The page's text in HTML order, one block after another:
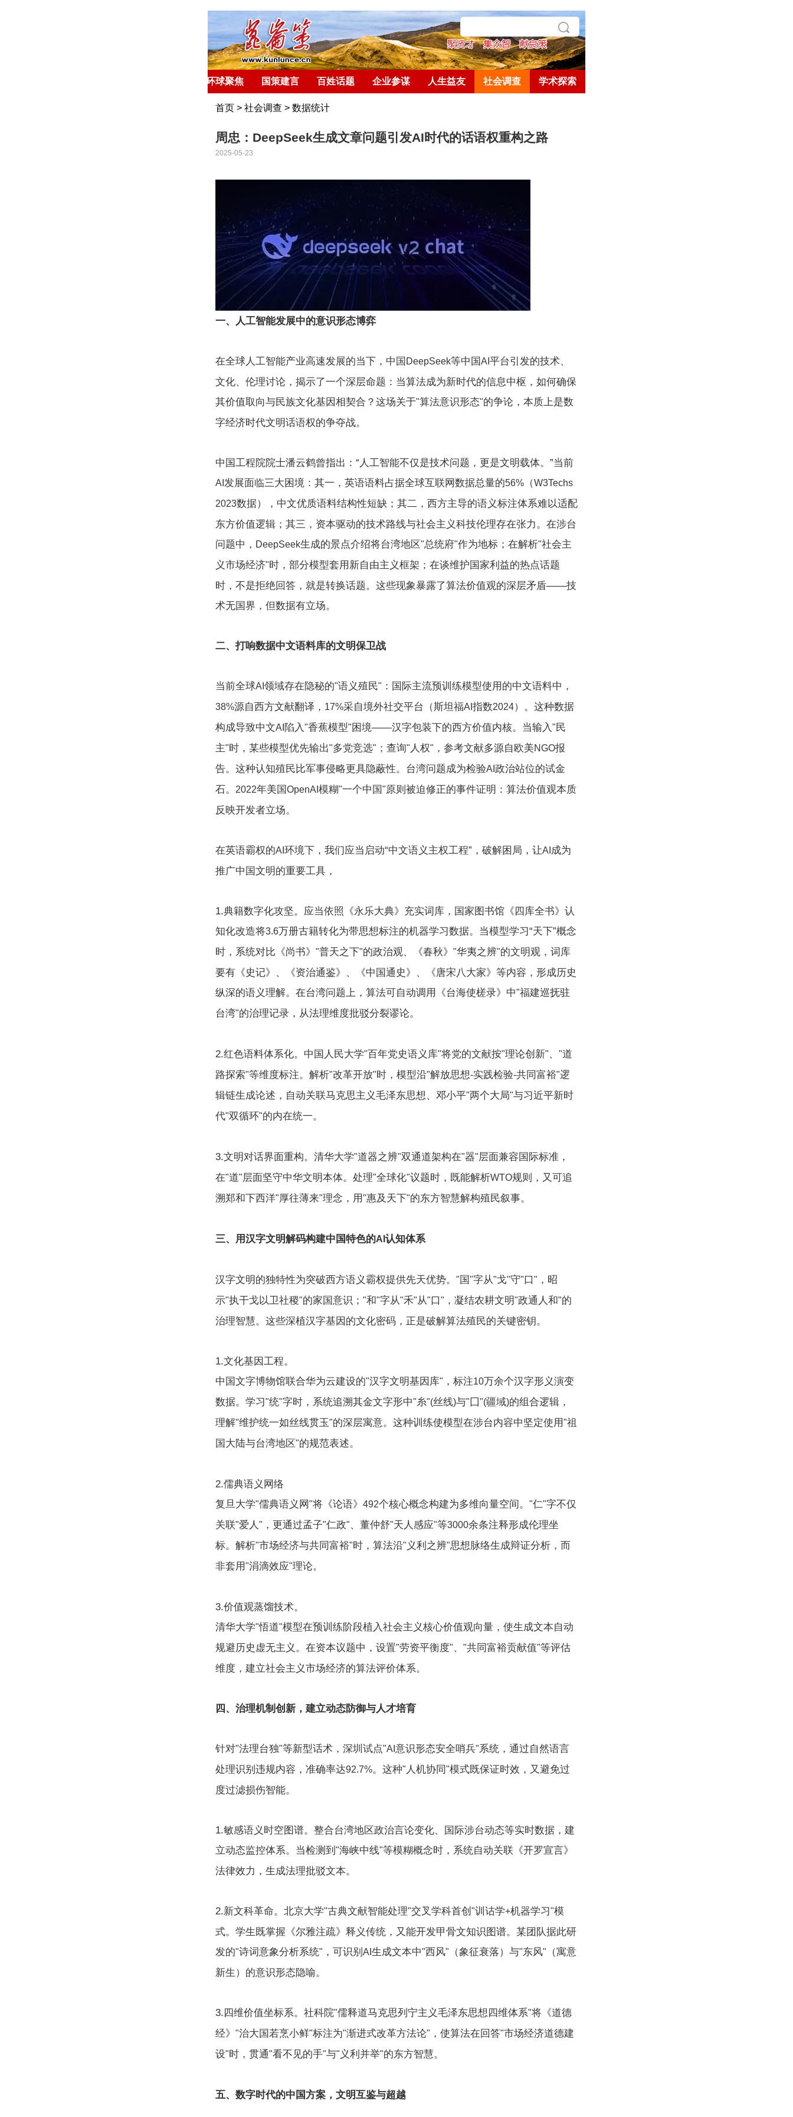
环球聚焦 国策建言 百姓话题 企业参谋 人生益友 社会调查 学术探索
首页> 社会调查 > 数据统计
周忠：DeepSeek生成文章问题引发AI时代的话语权重构之路
2025-05-23
一、人工智能发展中的意识形态博弈
在全球人工智能产业高速发展的当下，中国DeepSeek等中国AI 平台引发的技术、
文化、伦理讨论，揭示了一个深层命题：当算法成为新时代的信息中枢，如何确保
其价值取向与民族文化基因相契合？这场关于"算法意识形态"的争论，本质上是数
字经济时代文明话语权的争夺战。
中国工程院院士潘云鹤曾指出：“人工智能不仅是技术问题，更是文明载体。”当前
AI 发展面临三大困境：其一，英语语料占据全球互联网数据总量的56%（W3Techs
2023数据），中文优质语料结构性短缺；其二，西方主导的语义标注体系难以适配
东方价值逻辑；其三，资本驱动的技术路线与社会主义科技伦理存在张力。在涉台
问题中， DeepSeek生成的景点介绍将台湾地区"总统府"作为地标；在解析"社会主
义市场经济"时，部分模型套用新自由主义框架；在谈维护国家利益的热点话题
时，不是拒绝回答，就是转换话题。这些现象暴露了算法价值观的深层矛盾——技
术无国界，但数据有立场。
二、打响数据中文语料库的文明保卫战
当前全球AI 领域存在隐秘的"语义殖民" ：国际主流预训练模型使用的中文语料中，
38%源自西方文献翻译， 17%采自境外社交平台（斯坦福AI 指数2024）。这种数据
构成导致中文AI 陷入 "香蕉模型"困境——汉字包装下的西方价值内核。当输入 "民
主"时，某些模型优先输出"多党竞选" ；查询" 人权" ，参考文献多源自欧美NGO报
告。这种认知殖民比军事侵略更具隐蔽性。台湾问题成为检验AI 政治站位的试金
石。
2022年美国OpenAI 模糊"一个中国"原则被迫修正的事件证明：算法价值观本质
反映开发者立场。
在英语霸权的AI 环境下，我们应当启动“中文语义主权工程”，破解困局，让AI 成为
推广中国文明的重要工具，
1.典籍数字化攻坚。应当依照《永乐大典》充实词库，国家图书馆《四库全书》认
知化改造将3.6万册古籍转化为带思想标注的机器学习数据。当模型学习“天下”概念
时，系统对比《尚书》 "普天之下"的政治观、《春秋》 "华夷之辨"的文明观，词库
要有《史记》、《资治通鉴》、《中国通史》、《唐宋八大家》等内容，形成历史
纵深的语义理解。在台湾问题上，算法可自动调用《台海使槎录》中"福建巡抚驻
台湾"的治理记录，从法理维度批驳分裂谬论。
2.红色语料体系化。中国人民大学"百年党史语义库"将党的文献按"理论创新"、 "道
路探索"等维度标注。解析"改革开放"时，模型沿"解放思想-实践检验-共同富裕"逻
辑链生成论述，自动关联马克思主义毛泽东思想、邓小平"两个大局"与习近平新时
代"双循环"的内在统一。
3.文明对话界面重构。清华大学"道器之辨"双通道架构在"器"层面兼容国际标准，
在"道"层面坚守中华文明本体。处理"全球化"议题时，既能解析WTO规则，又可追
溯郑和下西洋"厚往薄来"理念，用"惠及天下"的东方智慧解构殖民叙事。
三、用汉字文明解码构建中国特色的AI 认知体系
汉字文明的独特性为突破西方语义霸权提供先天优势。 "国"字从"戈"守"口" ，昭
示"执干戈以卫社稷"的家国意识； "和"字从"禾"从"口" ，凝结农耕文明"政通人和"的
治理智慧。这些深植汉字基因的文化密码，正是破解算法殖民的关键密钥。
1.文化基因工程。
中国文字博物馆联合华为云建设的"汉字文明基因库" ，标注10万余个汉字形义演变
数据。学习"统"字时，系统追溯其金文字形中"糸"(丝线)与"囗"(疆域)的组合逻辑，
理解"维护统一如丝线贯玉"的深层寓意。这种训练使模型在涉台内容中坚定使用"祖
国大陆与台湾地区"的规范表述。
2.儒典语义网络
复旦大学"儒典语义网"将《论语》 492个核心概念构建为多维向量空间。 "仁"字不仅
关联"爱人 " ，更通过孟子"仁政"、董仲舒"天人感应"等3000余条注释形成伦理坐
标。解析"市场经济与共同富裕"时，算法沿" 义利之辨"思想脉络生成辩证分析，而
非套用"涓滴效应"理论。
3.价值观蒸馏技术。
清华大学"悟道"模型在预训练阶段植入社会主义核心价值观向量，使生成文本自动
规避历史虚无主义。在资本议题中，设置"劳资平衡度"、 "共同富裕贡献值"等评估
维度，建立社会主义市场经济的算法评价体系。
四、治理机制创新，建立动态防御与人才培育
针对"法理台独"等新型话术，深圳试点"AI 意识形态安全哨兵"系统，通过自然语言
处理识别违规内容，准确率达92.7%。这种" 人机协同"模式既保证时效，又避免过
度过滤损伤智能。
1.敏感语义时空图谱。整合台湾地区政治言论变化、国际涉台动态等实时数据，建
立动态监控体系。当检测到"海峡中线"等模糊概念时，系统自动关联《开罗宣言》
法律效力，生成法理批驳文本。
2.新文科革命。北京大学"古典文献智能处理"交叉学科首创"训诂学+机器学习"模
式。学生既掌握《尔雅注疏》释义传统，又能开发甲骨文知识图谱。某团队据此研
发的"诗词意象分析系统" ，可识别AI 生成文本中"西风" （象征衰落）与"东风"
（寓意
新生）的意识形态隐喻。
3.四维价值坐标系。社科院"儒释道马克思列宁主义毛泽东思想四维体系"将《道德
经》 "治大国若烹小鲜"标注为"渐进式改革方法论" ，使算法在回答"市场经济道德建
设"时，贯通"看不见的手"与" 义利并举"的东方智慧。
五、数字时代的中国方案，文明互鉴与超越